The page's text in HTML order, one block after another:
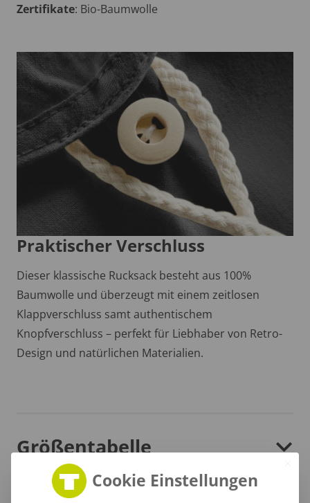
Zertifikate: Bio-Baumwolle
Praktischer Verschluss
Dieser klassische Rucksack besteht aus 100%
Baumwolle und überzeugt mit einem zeitlosen
Klappverschluss samt authentischem
Knopfverschluss – perfekt für Liebhaber von Retro-
Design und natürlichen Materialien.
Größentabelle
Cookie Einstellungen